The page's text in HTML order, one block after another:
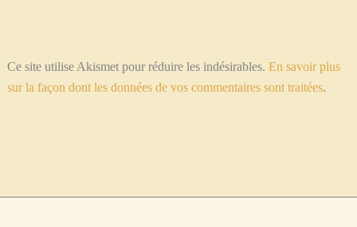
Ce site utilise Akismet pour réduire les indésirables. En savoir plus
sur la façon dont les données de vos commentaires sont traitées.